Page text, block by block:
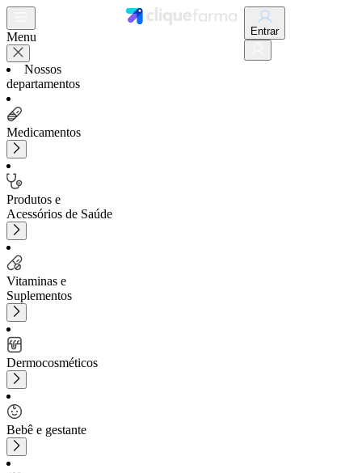
Menu
Nossos
departamentos
Medicamentos
Produtos e
Acessórios de Saúde
Vitaminas e
Suplementos
Dermocosméticos
Bebê e gestante
Entrar